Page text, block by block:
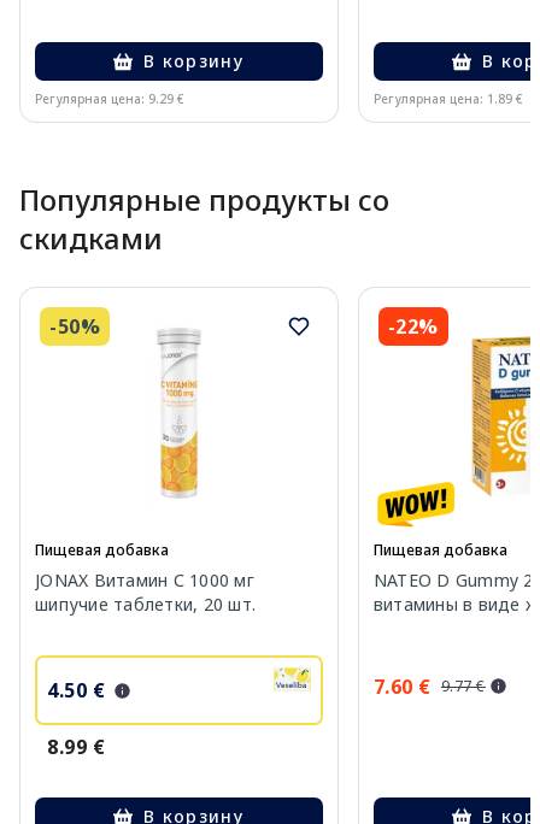
В корзину
Регулярная цена: 9.29 €
В
Регулярная цена: 1.89 €
Популярные продукты со
скидками
-50%
Пищевая добавка
JONAX Витамин С 1000 мг
шипучие таблетки, 20 шт.
4.50 €
8.99 €
В корзину
-22%
Пищевая добавка
NATEO D Gummy
витамины в виде
7.60 € 9.77 €
В